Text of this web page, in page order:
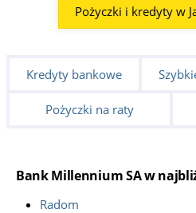
Pożyczki i kredyty w
Kredyty bankowe
Pożyczki na raty
Bank Millennium SA w
Radom